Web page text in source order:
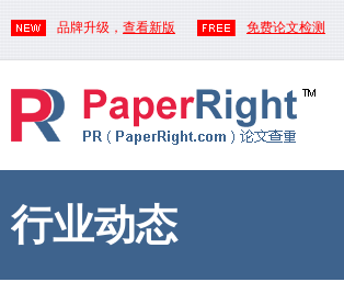
品牌升级， 查看新版 免费论文检测
行业动态